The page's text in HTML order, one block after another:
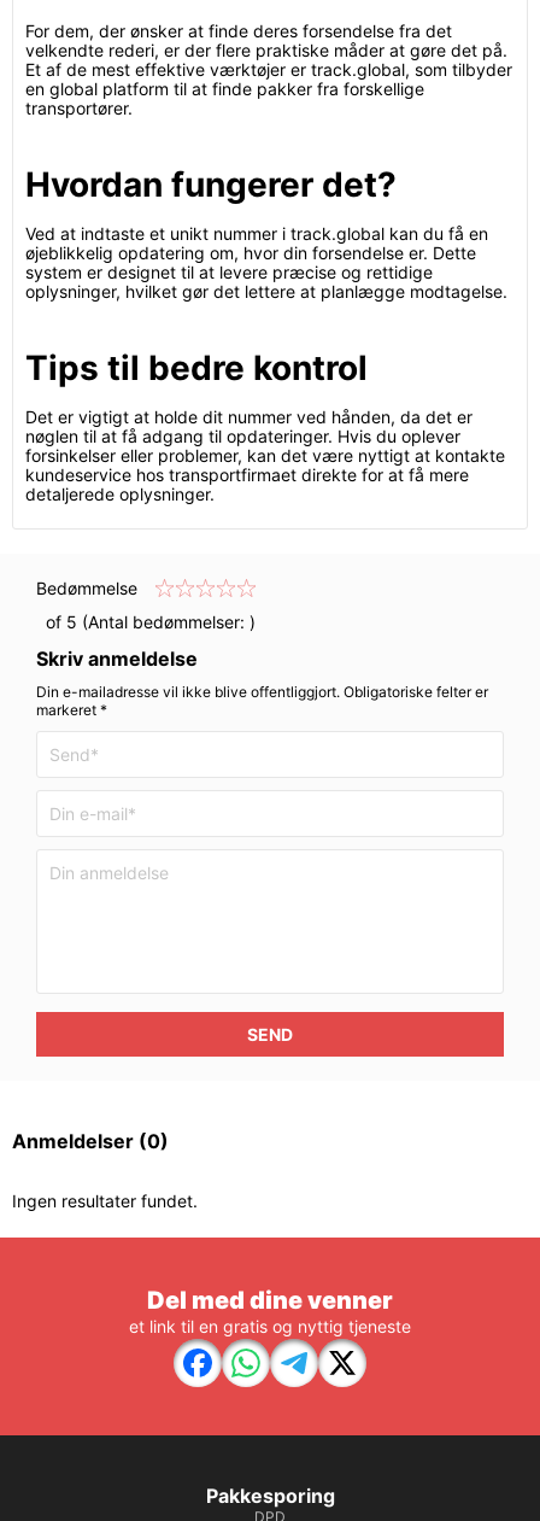
For dem, der ønsker at finde deres forsendelse fra det
velkendte rederi, er der flere praktiske måder at gøre det på.
Et af de mest effektive værktøjer er track.global, som tilbyder
en global platform til at finde pakker fra forskellige
transportører.
Hvordan fungerer det?
Ved at indtaste et unikt nummer i track.global kan du få en
øjeblikkelig opdatering om, hvor din forsendelse er. Dette
system er designet til at levere præcise og rettidige
oplysninger, hvilket gør det lettere at planlægge modtagelse.
Tips til bedre kontrol
Det er vigtigt at holde dit nummer ved hånden, da det er
nøglen til at få adgang til opdateringer. Hvis du oplever
forsinkelser eller problemer, kan det være nyttigt at kontakte
kundeservice hos transportfirmaet direkte for at få mere
detaljerede oplysninger.
Bedømmelse
of 5 (Antal bedømmelser: )
Skriv anmeldelse
Din e-mailadresse vil ikke blive offentliggjort. Obligatoriske felter er
markeret *
SEND
Anmeldelser (0)
Ingen resultater fundet.
Del med dine venner
et link til en gratis og nyttig tjeneste
Pakkesporing
DPD